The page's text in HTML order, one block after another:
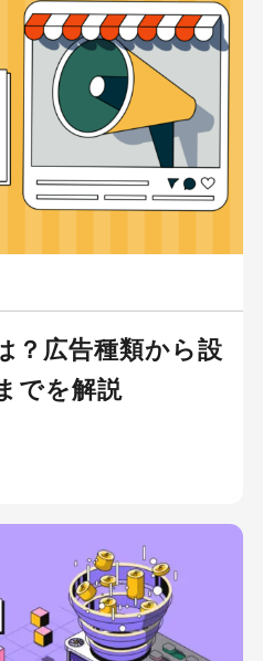
？広告種類から設
でを解説